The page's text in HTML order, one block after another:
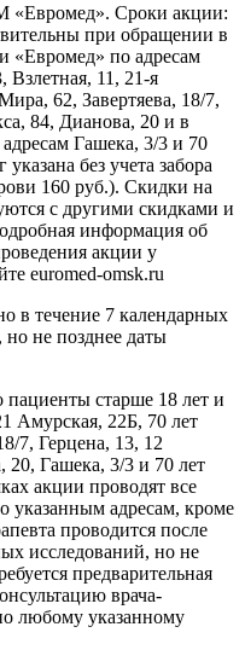
Сроки акции:
при обращении в
«Евромед» по адресам
11, 21-я
62, Завертяева, 18/7,
84, Дианова, 20 и в
Гашека, 3/3 и 70
без учета забора
160 руб.). Скидки на
с другими скидками и
информация об
акции у
euromed-omsk.ru
в течение 7 календарных
не позднее даты
старше 18 лет и
Амурская, 22Б, 70 лет
7, Герцена, 13, 12
20, Гашека, 3/3 и 70 лет
акции проводят все
указанным адресам, кроме
проводится после
исследований, но не
предварительная
врача-
любому указанному